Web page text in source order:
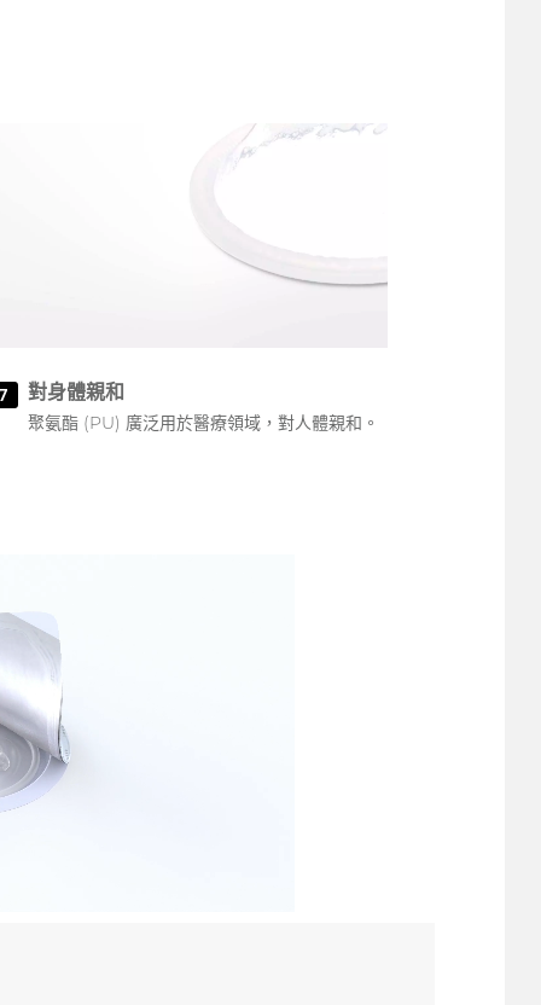
對身體親和
聚氨酯 (PU) 廣泛用於醫療領域，對人體親和。